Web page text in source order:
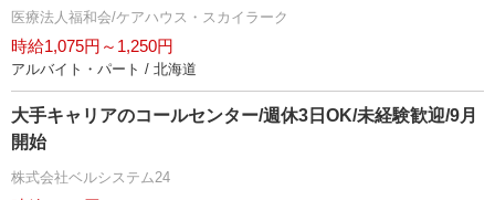
医療法人福和会/ケアハウス・スカイラーク
時給1,075円～1,250円
アルバイト・パート / 北海道
大手キャリアのコールセンター/週休3日OK/未経験歓迎/9月
開始
株式会社ベルシステム24